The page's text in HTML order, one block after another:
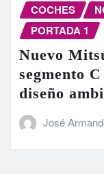
COCHES
PORTADA 1
Nuevo
segmento
diseño
José